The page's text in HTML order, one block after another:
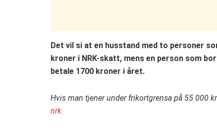
Det vil si at en husstand med to personer
kroner i NRK-skatt, mens en person som
betale 1700 kroner i året.
Hvis man tjener under frikortgrensa på 55 000
nrk.